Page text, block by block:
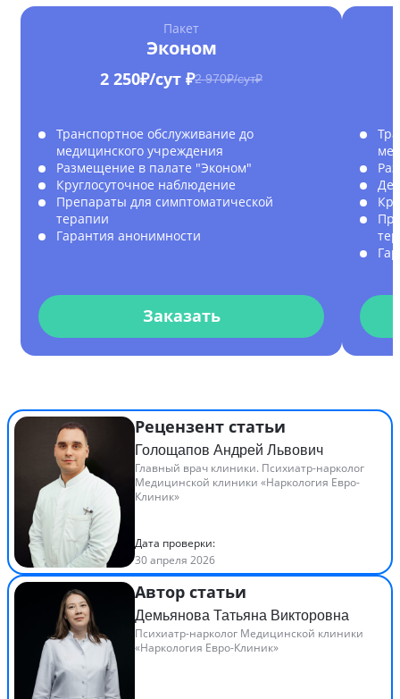
Пакет
Эконом
2 250₽/сут ₽2 970₽/сут₽
Транспортное обслуживание до
медицинского учреждения
Размещение в палате "Эконом"
Круглосуточное наблюдение
Препараты для симптоматической
терапии
Гарантия анонимности
Заказать
Рецензент статьи
Голощапов Андрей Львович
Главный врач клиники. Психиатр-нарколог
Медицинской клиники «Наркология Евро-
Клиник»
Дата проверки:
30 апреля 2026
Автор статьи
Демьянова Татьяна Викторовна
Психиатр-нарколог Медицинской клиники
«Наркология Евро-Клиник»